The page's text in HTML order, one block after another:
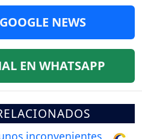
NEWS
EN WHATSAPP